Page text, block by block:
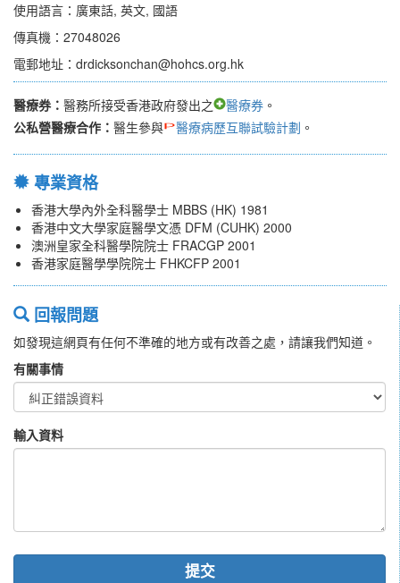
使用語言：廣東話, 英文, 國語
傳真機：27048026
電郵地址：drdicksonchan@hohcs.org.hk
醫療券： 醫務所接受香港政府發出之 醫療券 。
公私營醫療合作： 醫生參與 醫療病歷互聯試驗計劃 。
專業資格
香港大學內外全科醫學士 MBBS (HK) 1981
香港中文大學家庭醫學文憑 DFM (CUHK) 2000
澳洲皇家全科醫學院院士 FRACGP 2001
香港家庭醫學學院院士 FHKCFP 2001
回報問題
如發現這網頁有任何不準確的地方或有改善之處，請讓我們知道。
有關事情
輸入資料
提交